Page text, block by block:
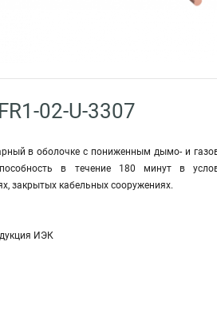
02-U-3307
в оболочке с пониженным дымо- и
в течение 180 минут в
закрытых кабельных сооружениях.
ИЭК